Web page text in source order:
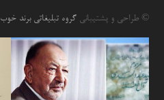
© طراحی و پشتیبانیگروه تبلیغاتی برند خوب